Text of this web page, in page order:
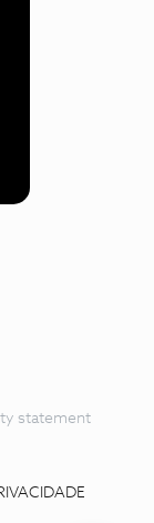
statement